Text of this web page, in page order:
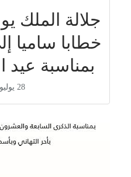
جلالة الملك
خطابا ساميا
بمناسبة عيد
28 يوليو 2026